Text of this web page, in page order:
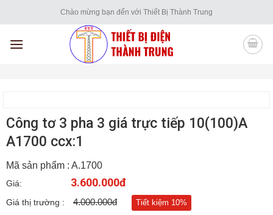
to
content
Chào mừng bạn đến với Thiết Bị Thành Trung
Công tơ 3 pha 3 giá trực tiếp 10(100)A
A1700 ccx:1
Mã sản phẩm : A.1700
Giá: 3.600.000đ
Giá thị trường : 4.000.000đ Tiết kiệm 10%